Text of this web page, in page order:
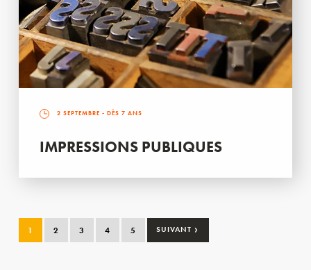
2 SEPTEMBRE - DÈS 7 ANS
IMPRESSIONS PUBLIQUES
1 2 3 4 5 SUIVANT ›